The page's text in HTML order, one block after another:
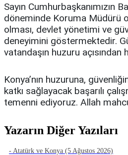
Sayın Cumhurbaşkanımızın
döneminde Koruma Müdürü
olması, devlet yönetimi ve
deneyimini göstermektedir.
vatandaşın huzuru
Konya’nın huzuruna,
katkı sağlayacak başarılı
temenni ediyoruz. Allah
Yazarın Diğer Yazıları
- Atatürk ve Konya (5 Ağustos 2026)